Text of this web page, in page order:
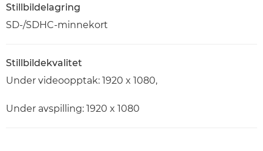
Stillbildelagring
SD-/SDHC-minnekort
Stillbildekvalitet
Under videoopptak: 1920 x 1080,
Under avspilling: 1920 x 1080